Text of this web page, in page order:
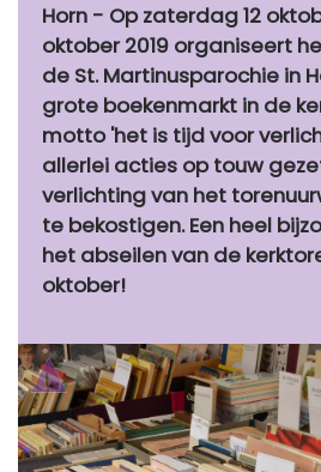
Horn - Op zaterdag 12
oktober 2019 organiseert
de St. Martinusparochie in
grote boekenmarkt in de
motto 'het is tijd voor
allerlei acties op touw
verlichting van het
te bekostigen. Een heel
het abseilen van de
oktober!